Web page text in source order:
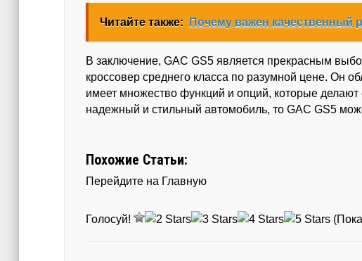
Читайте также: Почему важен качественный
В заключение, GAC GS5 является прекрасным
кроссовер среднего класса по разумной цене. Он
имеет множество функций и опций, которые
надежный и стильный автомобиль, то GAC GS5
Похожие Статьи:
Перейдите на Главную
Голосуй!